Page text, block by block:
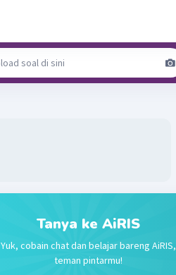
Tanya ke AiRIS
Yuk, cobain chat dan belajar bareng AiRIS,
teman pintarmu!